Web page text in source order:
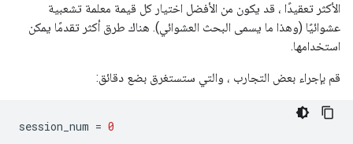
الأكثر تعقيدًا ، قد يكون من الأفضل اختيار كل قيمة معلمة تشعبية
عشوائيًا (وهذا ما يسمى البحث العشوائي). هناك طرق أكثر تقدمًا يمكن
استخدامها.
قم بإجراء بعض التجارب ، والتي ستستغرق بضع دقائق:
session_num = 0